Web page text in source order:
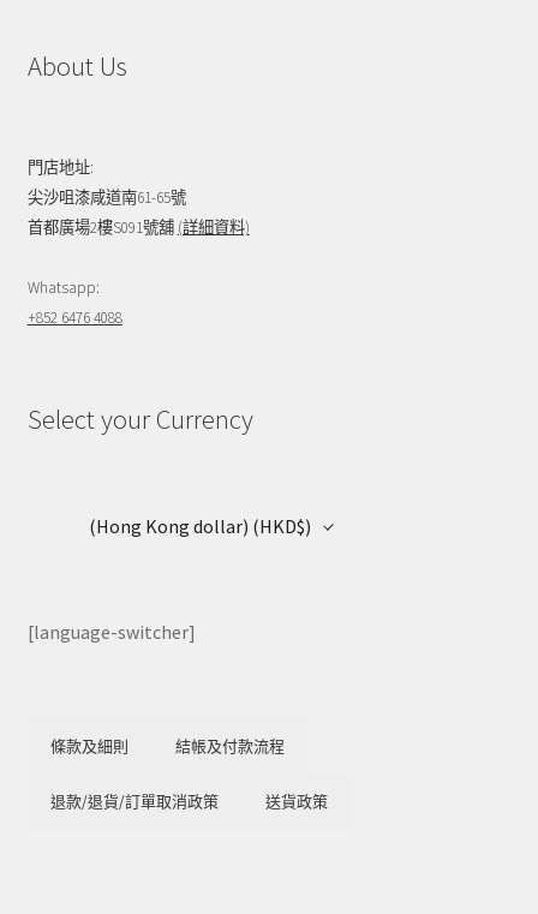
About Us
門店地址:
尖沙咀漆咸道南61-65號
首都廣場2樓S091號舖 (詳細資料)
Whatsapp:
+852 6476 4088
Select your Currency
(Hong Kong dollar) (HKD$)
[language-switcher]
條款及細則 結帳及付款流程
退款/退貨/訂單取消政策 送貨政策